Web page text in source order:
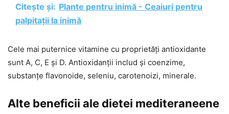
Citește și: Plante pentru inimă - Ceaiuri pentru
palpitații la inimă
Cele mai puternice vitamine cu proprietăți antioxidante
sunt A, C, E și D. Antioxidanții includ și coenzime,
substanțe flavonoide, seleniu, carotenoizi, minerale.
Alte beneficii ale dietei mediteraneene